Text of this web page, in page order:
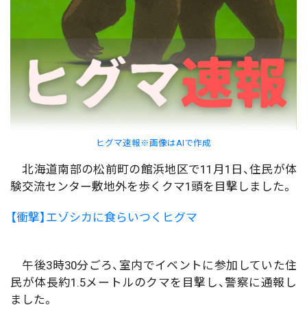
ヒグマ速報※画像はAIで作成
北海道南部の松前町の館浜地区で11月1日、住民が体
験交流センター敷地外を歩くクマ1頭を目撃しました。
【衝撃】エゾシカに食らいつくヒグマ
午後3時30分ごろ、室内でイベントに参加していた住
民が体長約1.5メートルのクマを目撃し、警察に通報し
ました。